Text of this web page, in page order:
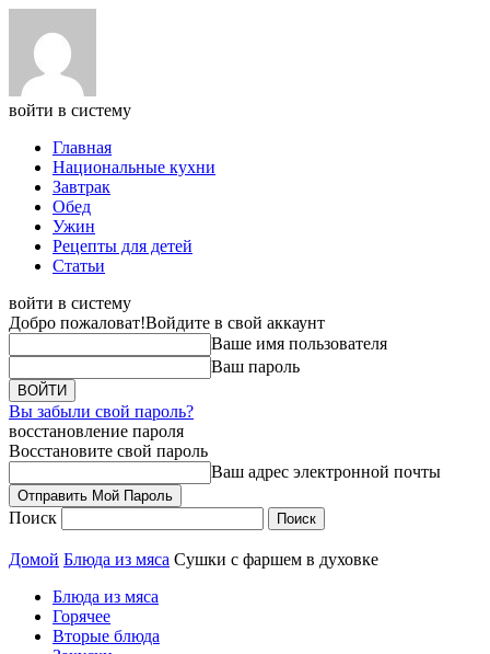
войти в систему
Главная
Национальные кухни
Завтрак
Обед
Ужин
Рецепты для детей
Статьи
войти в систему
Добро пожаловат!Войдите в свой аккаунт
Ваше имя пользователя
Ваш пароль
Вы забыли свой пароль?
восстановление пароля
Восстановите свой пароль
Ваш адрес электронной почты
Поиск
Домой Блюда из мяса Сушки с фаршем в духовке
Блюда из мяса
Горячее
Вторые блюда